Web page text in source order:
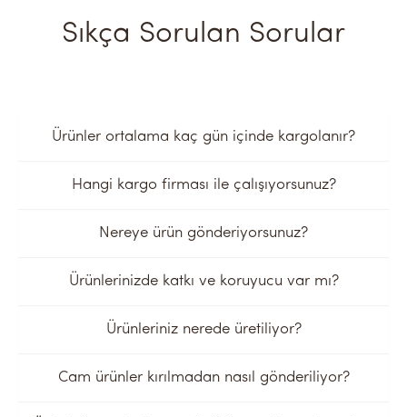
Sıkça Sorulan Sorular
Ürünler ortalama kaç gün içinde kargolanır?
Hangi kargo firması ile çalışıyorsunuz?
Nereye ürün gönderiyorsunuz?
Ürünlerinizde katkı ve koruyucu var mı?
Ürünleriniz nerede üretiliyor?
Cam ürünler kırılmadan nasıl gönderiliyor?